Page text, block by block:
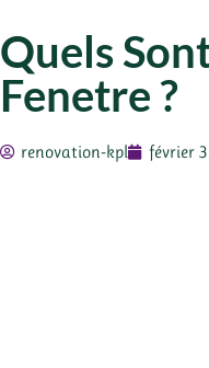
Quels
Fenetre ?
renovation-kpl février